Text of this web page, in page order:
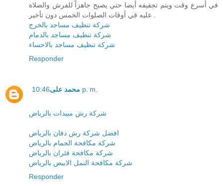
في أسرع وقت ويتم تجفيفه أيضا حتي يصبح جاهزاً للفرش والصلاة
شركة تنظيف مساجد بالخرج
شركة تنظيف مساجد بالدمام
شركة تنظيف مساجد بالاحساء
Responder
محمد على 10:46 p. m.
شركة رش مبيدات بالرياض
افضل شركة رش دفان بالرياض
شركة مكافحة الحمام بالرياض
شركة مكافحة فئران بالرياض
شركة مكافحة النمل الابيض بالرياض
Responder